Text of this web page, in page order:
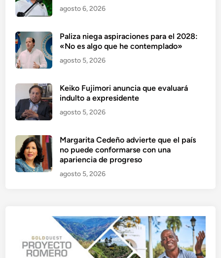
agosto 6, 2026
Paliza niega aspiraciones para el 2028:
«No es algo que he contemplado»
agosto 5, 2026
Keiko Fujimori anuncia que evaluará
indulto a expresidente
agosto 5, 2026
Margarita Cedeño advierte que el país
no puede conformarse con una
apariencia de progreso
agosto 5, 2026